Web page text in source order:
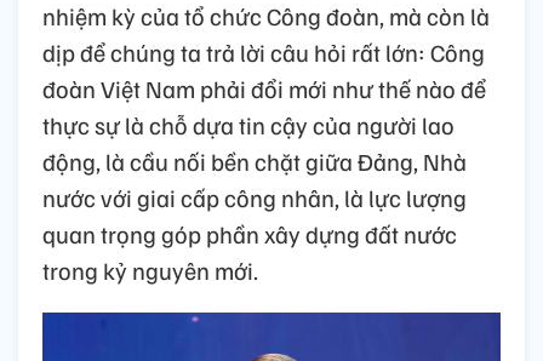
nhiệm kỳ của tổ chức Công đoàn, mà còn là
dịp để chúng ta trả lời câu hỏi rất lớn: Công
đoàn Việt Nam phải đổi mới như thế nào để
thực sự là chỗ dựa tin cậy của người lao
động, là cầu nối bền chặt giữa Đảng, Nhà
nước với giai cấp công nhân, là lực lượng
quan trọng góp phần xây dựng đất nước
trong kỷ nguyên mới.